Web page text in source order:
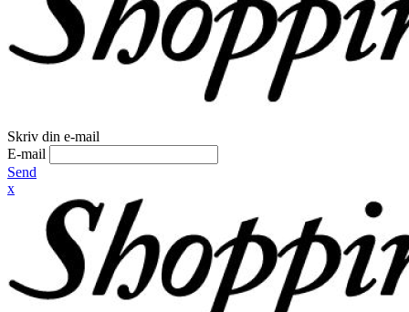
Skriv din e-mail
E-mail
Send
x